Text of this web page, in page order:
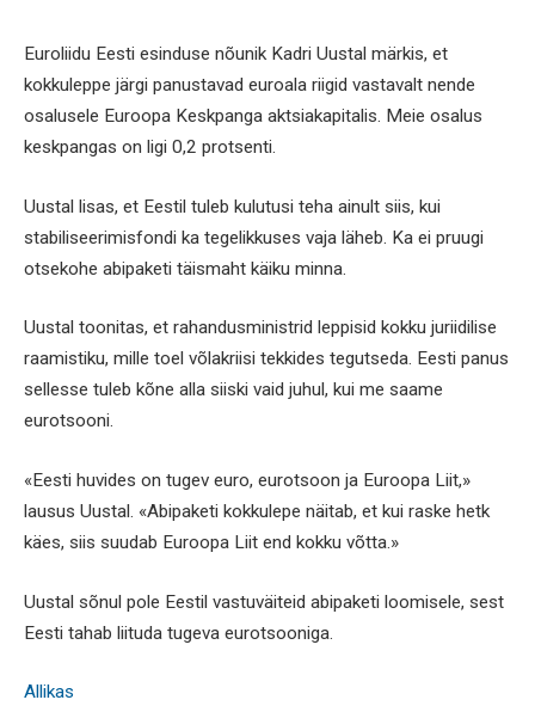
Euroliidu Eesti esinduse nõunik Kadri Uustal märkis, et
kokkuleppe järgi panustavad euroala riigid vastavalt nende
osalusele Euroopa Keskpanga aktsiakapitalis. Meie osalus
keskpangas on ligi 0,2 protsenti.
Uustal lisas, et Eestil tuleb kulutusi teha ainult siis, kui
stabiliseerimisfondi ka tegelikkuses vaja läheb. Ka ei pruugi
otsekohe abipaketi täismaht käiku minna.
Uustal toonitas, et rahandusministrid leppisid kokku juriidilise
raamistiku, mille toel võlakriisi tekkides tegutseda. Eesti panus
sellesse tuleb kõne alla siiski vaid juhul, kui me saame
eurotsooni.
«Eesti huvides on tugev euro, eurotsoon ja Euroopa Liit,»
lausus Uustal. «Abipaketi kokkulepe näitab, et kui raske hetk
käes, siis suudab Euroopa Liit end kokku võtta.»
Uustal sõnul pole Eestil vastuväiteid abipaketi loomisele, sest
Eesti tahab liituda tugeva eurotsooniga.
Allikas